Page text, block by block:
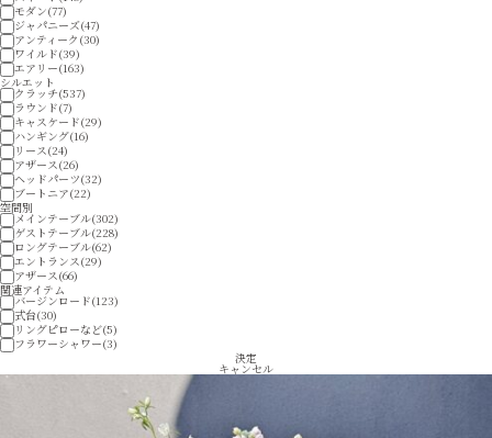
Privacy Policy
プライバシーポリシー
モダン(77)
ジャパニーズ(47)
アンティーク(30)
ワイルド(39)
エアリー(163)
シルエット
クラッチ(537)
ラウンド(7)
キャスケード(29)
ハンギング(16)
リース(24)
アザース(26)
ヘッドパーツ(32)
ブートニア(22)
空間別
メインテーブル(302)
ゲストテーブル(228)
ロングテーブル(62)
エントランス(29)
アザース(66)
関連アイテム
バージンロード(123)
式台(30)
リングピローなど(5)
フラワーシャワー(3)
決定
キャンセル